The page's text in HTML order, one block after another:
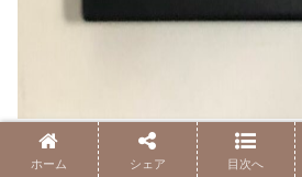
本抽出以外は仕上がりの湯量の調
ホーム シェア 目次へ